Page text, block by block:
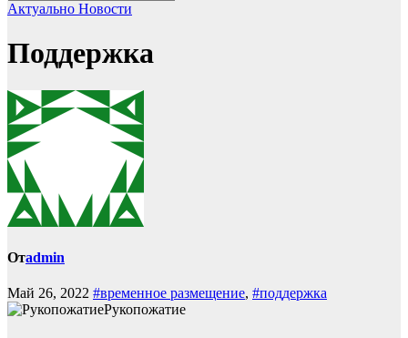
Актуально Новости
Поддержка
Отadmin
Май 26, 2022 #временное размещение, #поддержка
Рукопожатие